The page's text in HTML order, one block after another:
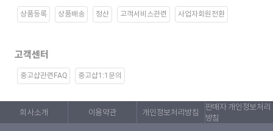
상품등록 상품배송 정산 고객서비스관련 사업자회원전환
고객센터
중고샵관련FAQ 중고샵1:1문의
회사소개 이용약관 개인정보처리방침
판매자 개인정보처리
방침